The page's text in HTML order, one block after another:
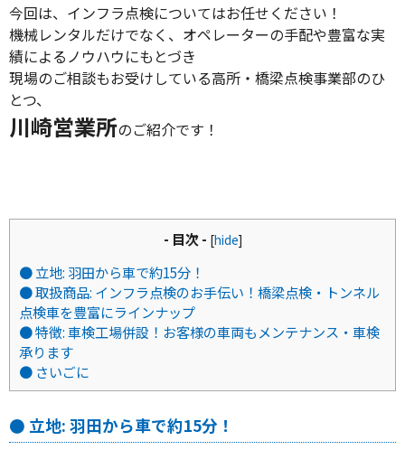
今回は、インフラ点検についてはお任せください！
機械レンタルだけでなく、オペレーターの手配や豊富な実
績によるノウハウにもとづき
現場のご相談もお受けしている高所・橋梁点検事業部のひ
とつ、
川崎営業所のご紹介です！
- 目次 - [hide]
● 立地: 羽田から車で約15分！
● 取扱商品: インフラ点検のお手伝い！橋梁点検・トンネル
点検車を豊富にラインナップ
● 特徴: 車検工場併設！お客様の車両もメンテナンス・車検
承ります
● さいごに
● 立地: 羽田から車で約15分！